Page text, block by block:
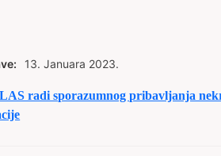
13. Januara 2023.
radi sporazumnog pribavljanja